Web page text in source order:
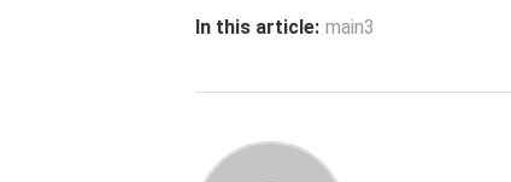
In this article: main3